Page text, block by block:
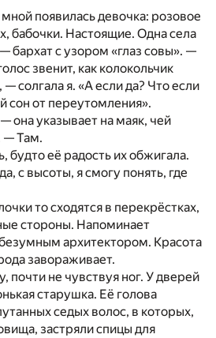
появилась девочка: розовое
бабочки. Настоящие. Одна села
бархат с узором «глаз совы». —
звенит, как колокольчик
солгала я. «А если да? Что если
сон от переутомления».
она указывает на маяк, чей
— Там.
будто её радость их обжигала.
с высоты, я смогу понять, где
то сходятся в перекрёстках,
стороны. Напоминает
архитектором. Красота
завораживает.
почти не чувствуя ног. У дверей
старушка. Её голова
седых волос, в которых,
застряли спицы для